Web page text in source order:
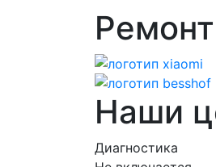
Наши
Диагностика